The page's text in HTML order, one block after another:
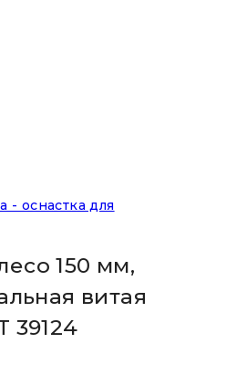
- оснастка для
150 мм,
витая
39124